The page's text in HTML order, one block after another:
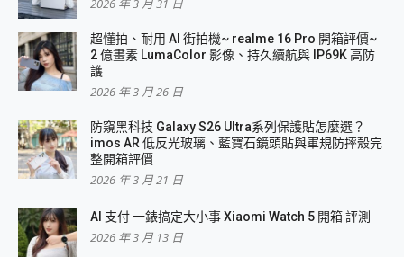
2026 年 3 月 31 日
超懂拍、耐用 AI 街拍機~ realme 16 Pro 開箱評價~
2 億畫素 LumaColor 影像、持久續航與 IP69K 高防
護
2026 年 3 月 26 日
防窺黑科技 Galaxy S26 Ultra系列保護貼怎麼選？
imos AR 低反光玻璃、藍寶石鏡頭貼與軍規防摔殼完
整開箱評價
2026 年 3 月 21 日
AI 支付 一錶搞定大小事 Xiaomi Watch 5 開箱 評測
2026 年 3 月 13 日